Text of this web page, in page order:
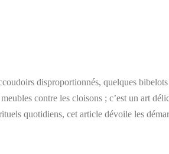
disproportionnés, quelques
contre les cloisons ; c’est un art
quotidiens, cet article dévoile les